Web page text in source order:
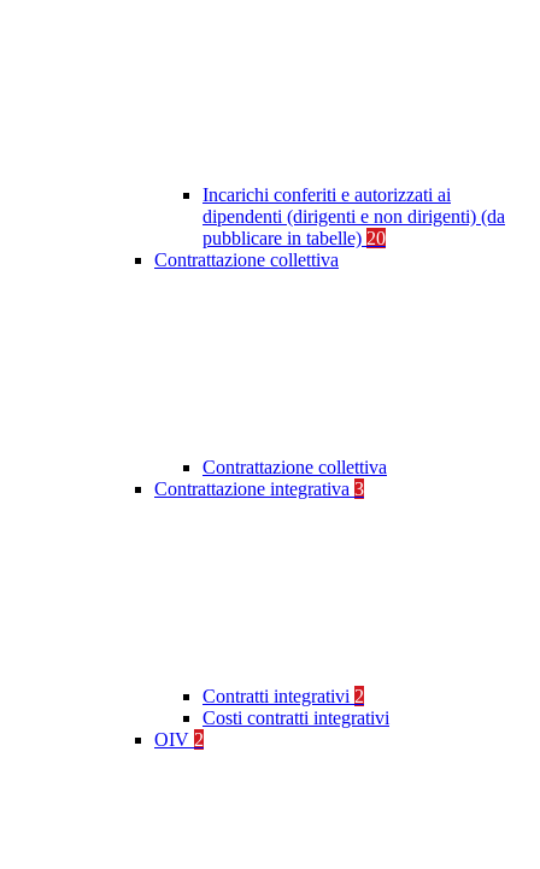
Incarichi conferiti e autorizzati ai
dipendenti (dirigenti e non dirigenti) (da
pubblicare in tabelle) 20
Contrattazione collettiva
Contrattazione collettiva
Contrattazione integrativa 3
Contratti integrativi 2
Costi contratti integrativi
OIV 2